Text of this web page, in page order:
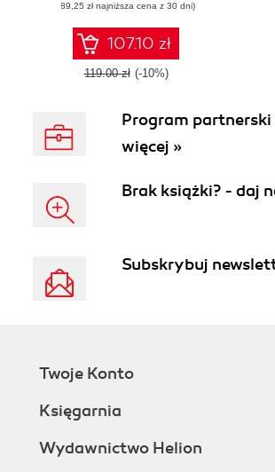
professional
branding,
marketing, and
social content for
businesses
(89,25 zł najniższa cena z 30 dni)
107.10 zł
119.00 zł (-10%)
Program
więcej »
Brak książki? - daj
Subskrybuj
Twoje Konto
Księgarnia
Wydawnictwo Helion